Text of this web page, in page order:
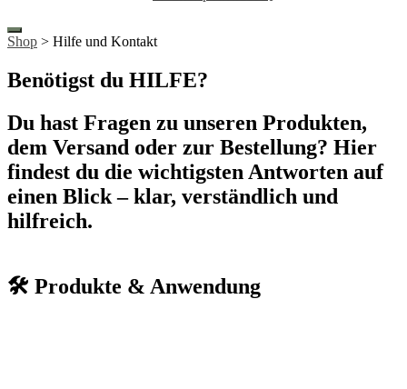
Shop > Hilfe und Kontakt
Benötigst du HILFE?
Du hast Fragen zu unseren Produkten,
dem Versand oder zur Bestellung? Hier
findest du die wichtigsten Antworten auf
einen Blick – klar, verständlich und
hilfreich.
🛠️ Produkte & Anwendung